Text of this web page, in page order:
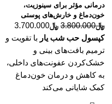
درمانی مؤثر برای سینوزیت،
خون‌دماغ و خارش‌های پوستی
﷼3.800.000 ﷼3.700.000
کپسول حب شب یار با تقویت و
ترمیم بافت‌های بینی و
خشک‌کردن عفونت‌های داخلی،
به کاهش و درمان خون‌دماغ
کمک شایانی می‌کند